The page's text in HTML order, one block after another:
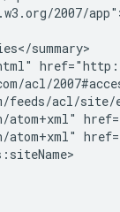
2007/
summary>
acl/
feeds/acl/site/
atom+xml"
atom+xml"